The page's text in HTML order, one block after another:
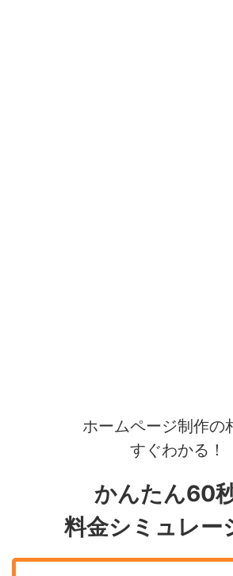
ホームページ制作の
すぐわかる！
かんたん60
料金シミュレー